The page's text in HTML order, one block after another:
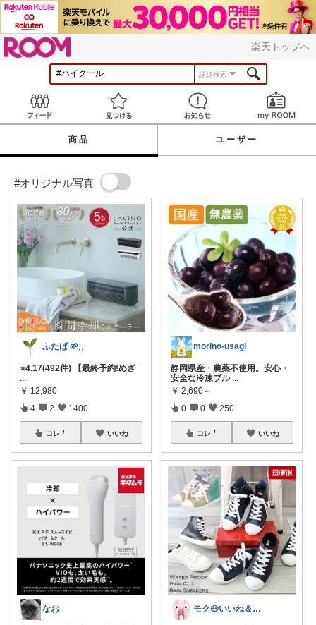
楽天トップへ
詳細検索
見つける お知らせ
商品 ユーザー
#オリジナル写真
ふたば 🌱⸒⸒
⭐️4.17(492件) 【最終予約!めざ
...
￥ 12,980
4 2 1400
コレ いいね
なお
morino-usagi
静岡県産・農薬不使用。安心・
安全な冷凍ブル ...
￥ 2,690～
0 0 250
コレ いいね
モク🐽いいね＆フォローに感謝💕